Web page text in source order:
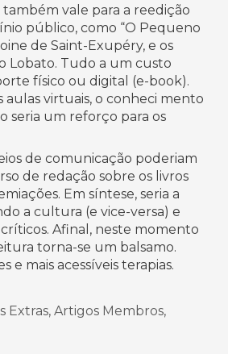
vale para a reedição
público, como “O Pequeno
de Saint-Exupéry, e os
Lobato. Tudo a um custo
físico ou digital (e-book).
aulas virtuais, o conheci mento
seria um reforço para os
de comunicação poderiam
de redação sobre os livros
Em síntese, seria a
a cultura (e vice-versa) e
Afinal, neste momento
torna-se um balsamo.
e mais acessíveis terapias.
Extras, Artigos Membros,